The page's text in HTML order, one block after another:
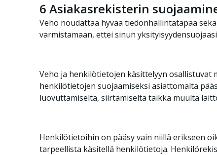
6 Asiakasrekisterin
Veho noudattaa hyvää tiedonhallintatapaa
varmistamaan, ettei sinun
Veho ja henkilötietojen käsittelyyn
henkilötietojen suojaamiseksi asiattomalta
luovuttamiselta, siirtämiseltä taikka muulta
Henkilötietoihin on pääsy vain niillä erikseen
tarpeellista käsitellä henkilötietoja.